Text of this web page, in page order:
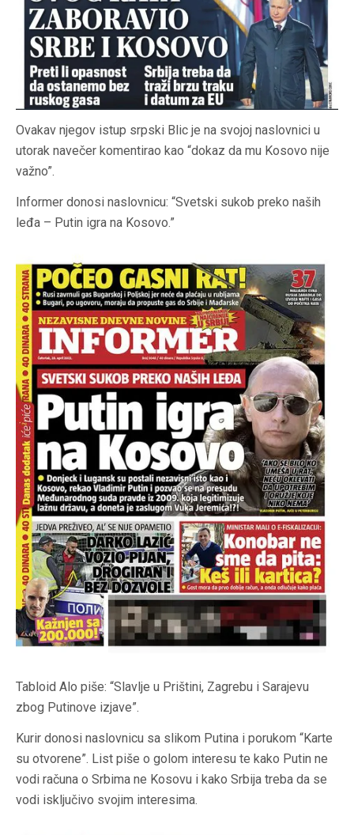
Ovakav njegov istup srpski Blic je na svojoj naslovnici u
utorak navečer komentirao kao “dokaz da mu Kosovo nije
važno”.
Informer donosi naslovnicu: “Svetski sukob preko naših
leđa – Putin igra na Kosovo.”
Tabloid Alo piše: “Slavlje u Prištini, Zagrebu i Sarajevu
zbog Putinove izjave”.
Kurir donosi naslovnicu sa slikom Putina i porukom “Karte
su otvorene”. List piše o golom interesu te kako Putin ne
vodi računa o Srbima ne Kosovu i kako Srbija treba da se
vodi isključivo svojim interesima.